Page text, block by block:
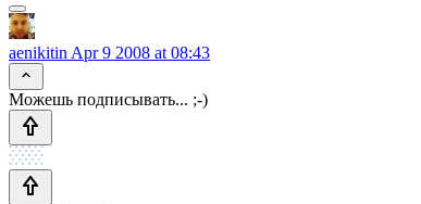
aenikitin Apr 9 2008 at 08:43
Можешь подписывать... ;-)